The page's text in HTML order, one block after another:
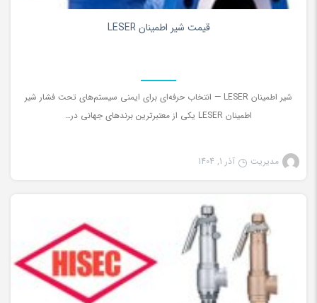
قیمت شیر اطمینان LESER
شیر اطمینان LESER — انتخاب حرفه‌ای برای ایمنی سیستم‌های تحت فشار شیر
اطمینان LESER یکی از معتبرترین برندهای جهانی در…
مدیریت آذر 1, 1404